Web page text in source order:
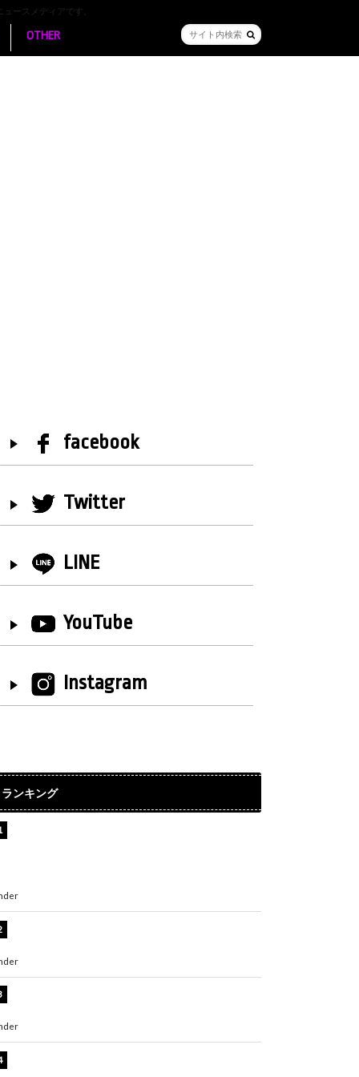
ースメディアです。
OTHER
facebook
Twitter
LINE
YouTube
Instagram
ランキング